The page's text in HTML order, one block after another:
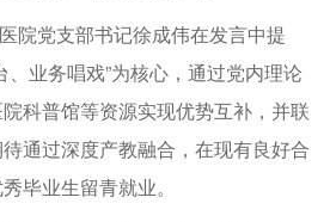
院党支部书记徐成伟在发言中提
、业务唱戏”为核心，通过党内理论
科普馆等资源实现优势互补，并联
通过深度产教融合，在现有良好合
毕业生留青就业。